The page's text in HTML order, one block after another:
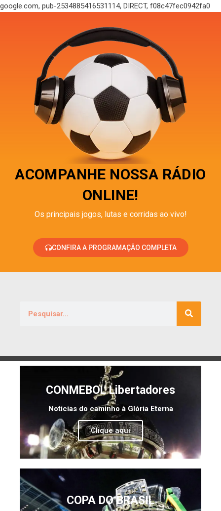
google.com, pub-2534885416531114, DIRECT, f08c47fec0942fa0
ACOMPANHE NOSSA RÁDIO
ONLINE!
Os principais jogos, lutas e corridas ao vivo!
CONFIRA A PROGRAMAÇÃO COMPLETA
CONMEBOL Libertadores
Notícias do caminho à Glória Eterna
Clique aqui
COPA DO BRASIL